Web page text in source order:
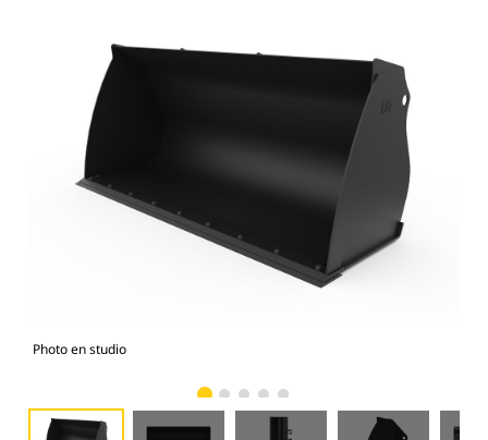
Photo en studio